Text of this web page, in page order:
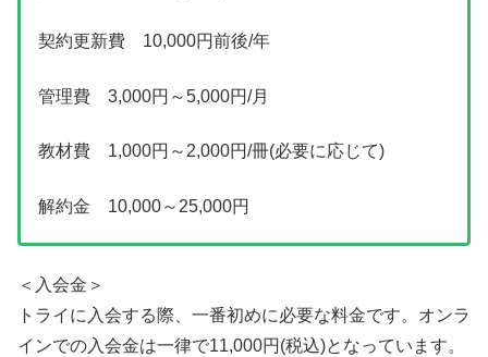
契約更新費 10,000円前後/年
管理費 3,000円～5,000円/月
教材費 1,000円～2,000円/冊(必要に応じて)
解約金 10,000～25,000円
＜入会金＞
トライに 入会する際、一番初めに必要な料金です。オンラ
インでの入会金は一律で11,000円(税込)となっています。